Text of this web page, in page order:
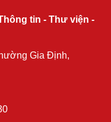
tin - Thư viện -
Gia Định,